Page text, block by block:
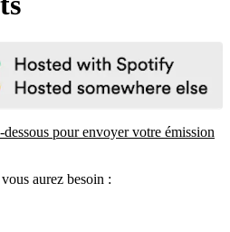
pour envoyer votre émission
aurez besoin :